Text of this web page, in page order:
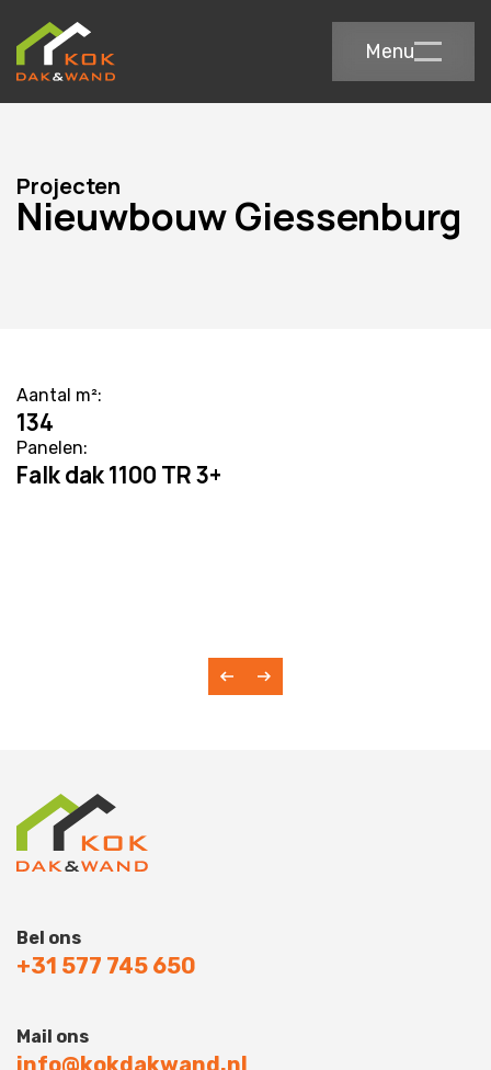
Menu
Projecten
Nieuwbouw Giessenburg
Aantal m²:
134
Panelen:
Falk dak 1100 TR 3+
Bel ons
+31 577 745 650
Mail ons
info@kokdakwand.nl